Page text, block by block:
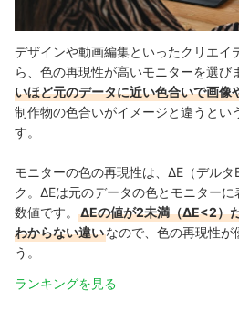
デザインや動画編集といったクリエイ
ら、色の再現性が高いモニターを選び
いほど元のデータに近い色合いで画像
制作物の色合いがイメージと違うとい
す。
モニターの色の再現性は、ΔE（デルタ
ク。ΔEは元のデータの色とモニター
数値です。
ΔEの値が2未満（ΔE<2）
わからない違いなので、色の再現性が
う。
ランキングを見る